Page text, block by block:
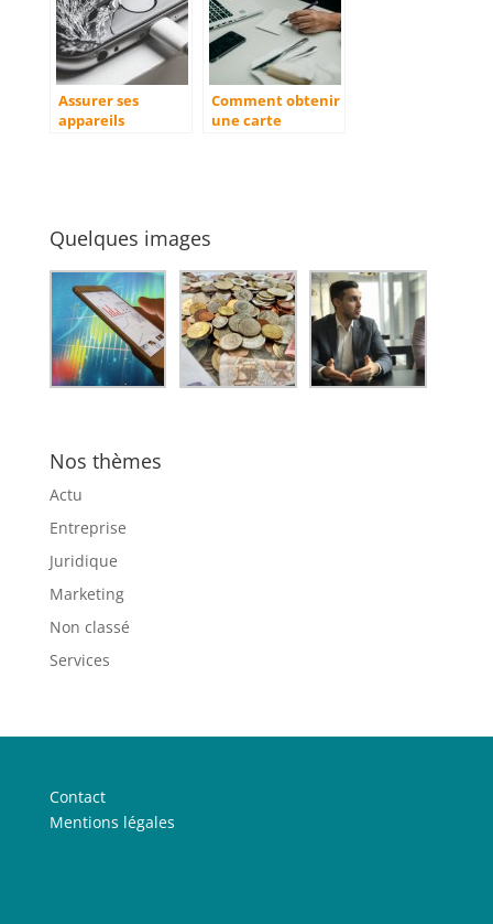
Assurer ses
appareils
Comment obtenir
une carte
Quelques images
Nos thèmes
Actu
Entreprise
Juridique
Marketing
Non classé
Services
Contact
Mentions légales